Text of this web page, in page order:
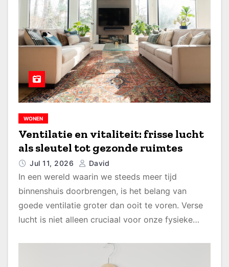
WONEN
Ventilatie en vitaliteit: frisse lucht
als sleutel tot gezonde ruimtes
Jul 11, 2026 David
In een wereld waarin we steeds meer tijd
binnenshuis doorbrengen, is het belang van
goede ventilatie groter dan ooit te voren. Verse
lucht is niet alleen cruciaal voor onze fysieke…